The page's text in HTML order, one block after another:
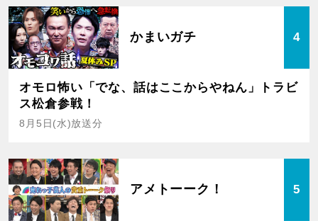
かまいガチ 4
オモロ怖い「でな、話はここからやねん」トラビ
ス松倉参戦！
8月5日(水)放送分
アメトーーク！ 5